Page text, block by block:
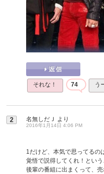
それな！ 74 う
2 名無しだＪ より
2016年1月14日 4:06 PM
1だけど、本気で思ってるの
覚悟で説得してくれ！とい
後輩の番組に出まくって、